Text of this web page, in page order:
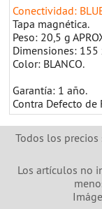
Conectividad:
Tapa magnética.
Peso: 20,5 g
Dimensiones: 155
Color: BLANCO.
Garantía: 1 año.
Contra Defecto de
Todos los precios
Los artículos no